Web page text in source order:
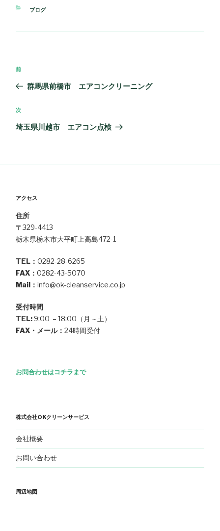
カ
ゴ
ブログ
稿
ナ
ー
過
稿
前
群馬県前橋市 エアコンクリーニング
次
投
次
埼玉県川越市 エアコン点検
アクセス
住所
〒329-4413
栃木県栃木市大平町上高島472-1
TEL： 0282-28-6265
FAX： 0282-43-5070
Mail： info@ok-cleanservice.co.jp
受付時間
TEL:9:00 – 18:00（月～土）
FAX・メール： 24時間受付
お問合わせはコチラまで
株式会社OKクリーンサービス
会社概要
お問い合わせ
周辺地図